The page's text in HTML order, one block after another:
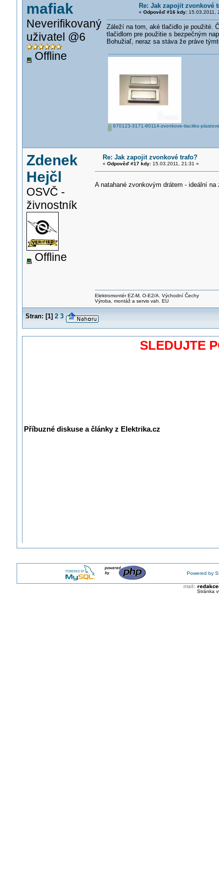
mafiak
Neverifikovaný
uživatel @6
Offline
Re: Jak zapojit zvonkové
« Odpověď #16 kdy:15.03.2011,
Záleží na tom, aké tlačidlo je použité.
tlačidlom pre použitie s bezpečným
Bohužiaľ, neraz sa stáva že práve
670123-3171-80114-zvonkove-tlacitko-
Zdenek
Hejčl
OSVČ -
živnostník
Offline
Re: Jak zapojit zvonkové trafo?
« Odpověď #17 kdy:15.03.2011, 21:31 »
A natahané zvonkovým drátem - ideální
Elektromontér EZ-M, O-E2/A. Východní Čechy
Výroba, montáž a servis vah. EU
Stran: [1] 2 3
SLEDUJTE
Příbuzné diskuse a články z Elektrika.cz
Powered by
Stránka